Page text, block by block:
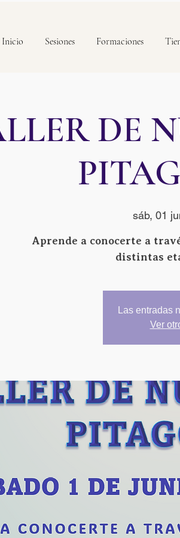
Inicio Sesiones Formaciones
DE
sáb, 01
Aprende a conocerte a
distintas
Las entradas
Ver